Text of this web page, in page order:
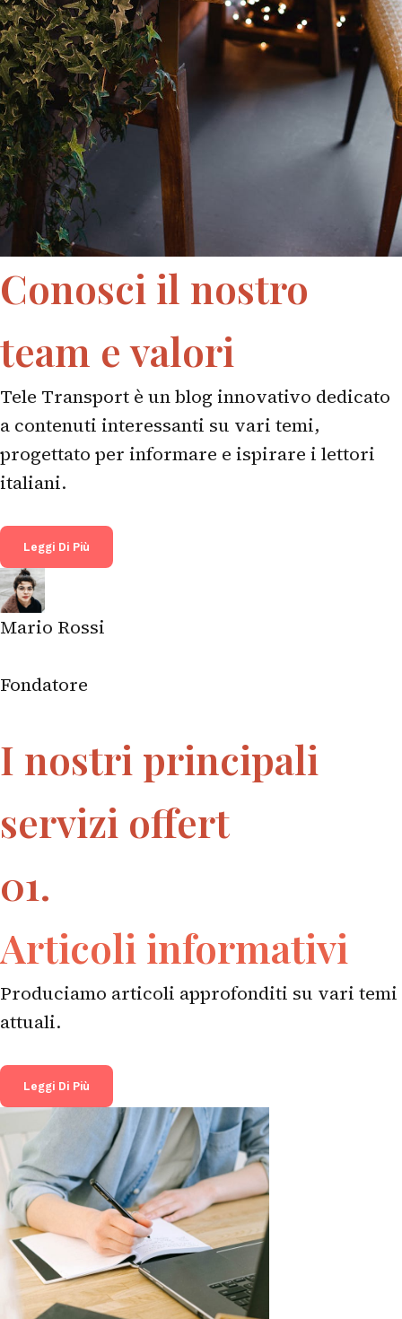
Conosci il nostro
team e valori
Tele Transport è un blog innovativo dedicato
a contenuti interessanti su vari temi,
progettato per informare e ispirare i lettori
italiani.
Leggi Di Più
Mario Rossi
Fondatore
I nostri principali
servizi offert
01.
Articoli informativi
Produciamo articoli approfonditi su vari temi
attuali.
Leggi Di Più